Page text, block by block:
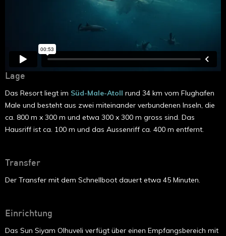
Lage
Das Resort liegt im Süd-Male-Atoll rund 34 km vom Flughafen
Male und besteht aus zwei miteinander verbundenen Inseln, die
ca. 800 m x 300 m und etwa 300 x 300 m gross sind. Das
Hausriff ist ca. 100 m und das Aussenriff ca. 400 m entfernt.
Transfer
Der Transfer mit dem Schnellboot dauert etwa 45 Minuten.
Einrichtung
Das Sun Siyam Olhuveli verfügt über einen Empfangsbereich mit